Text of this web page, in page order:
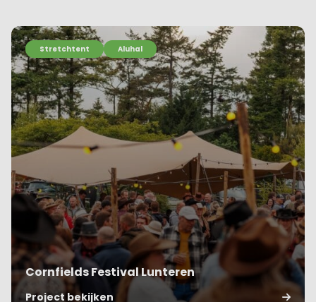
Stretchtent Aluhal
Cornfields Festival Lunteren
Project bekijken